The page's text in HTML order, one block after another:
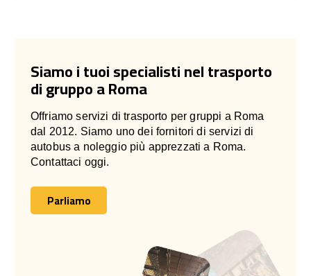
Siamo i tuoi specialisti nel trasporto
di gruppo a Roma
Offriamo servizi di trasporto per gruppi a Roma
dal 2012. Siamo uno dei fornitori di servizi di
autobus a noleggio più apprezzati a Roma.
Contattaci oggi.
Parliamo
Parliamo